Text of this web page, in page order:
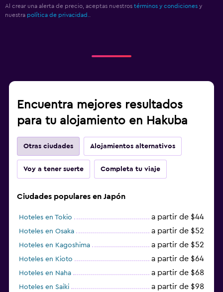
Al crear una alerta de precio, aceptas nuestros términos y condiciones y
nuestra política de privacidad.
Encuentra mejores resultados
para tu alojamiento en Hakuba
Otras ciudades Alojamientos alternativos
Voy a tener suerte Completa tu viaje
Ciudades populares en Japón
Hoteles en Tokio a partir de $44
Hoteles en Osaka a partir de $52
Hoteles en Kagoshima a partir de $52
Hoteles en Kioto a partir de $64
Hoteles en Naha a partir de $68
Hoteles en Saiki a partir de $98